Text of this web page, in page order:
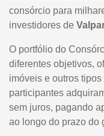
consórcio para
investidores de
O portfólio do
diferentes objetivos,
imóveis e outros
participantes
sem juros, pagando
ao longo do prazo do